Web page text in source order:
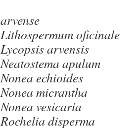
arvense
Lithospermum oficinale
Lycopsis arvensis
Neatostema apulum
Nonea echioides
Nonea micrantha
Nonea vesicaria
Rochelia disperma